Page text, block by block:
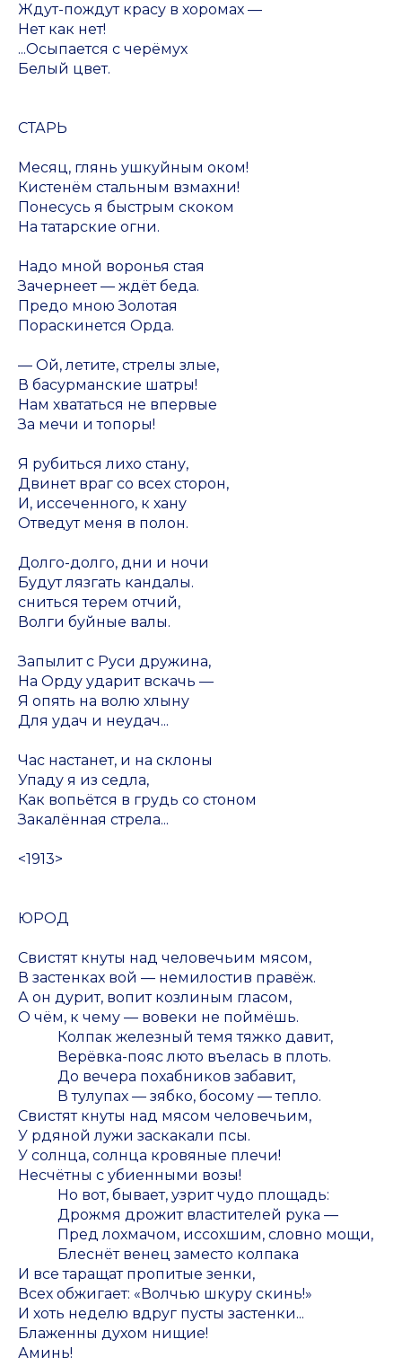
Ждут-пождут красу в хоромах —
Нет как нет!
...Осыпается с черёмух
Белый цвет.
СТАРЬ
Месяц, глянь ушкуйным оком!
Кистенём стальным взмахни!
Понесусь я быстрым скоком
На татарские огни.
Надо мной воронья стая
Зачернеет — ждёт беда.
Предо мною Золотая
Пораскинется Орда.
— Ой, летите, стрелы злые,
В басурманские шатры!
Нам хвататься не впервые
За мечи и топоры!
Я рубиться лихо стану,
Двинет враг со всех сторон,
И, иссеченного, к хану
Отведут меня в полон.
Долго-долго, дни и ночи
Будут лязгать кандалы.
сниться терем отчий,
Волги буйные валы.
Запылит с Руси дружина,
На Орду ударит вскачь —
Я опять на волю хлыну
Для удач и неудач...
Час настанет, и на склоны
Упаду я из седла,
Как вопьётся в грудь со стоном
Закалённая стрела...
<1913>
ЮРОД
Свистят кнуты над человечьим мясом,
В застенках вой — немилостив правёж.
А он дурит, вопит козлиным гласом,
О чём, к чему — вовеки не поймёшь.
Колпак железный темя тяжко давит,
Верёвка-пояс люто въелась в плоть.
До вечера похабников забавит,
В тулупах — зябко, босому — тепло.
Свистят кнуты над мясом человечьим,
У рдяной лужи заскакали псы.
У солнца, солнца кровяные плечи!
Несчётны с убиенными возы!
Но вот, бывает, узрит чудо площадь:
Дрожмя дрожит властителей рука —
Пред лохмачом, иссохшим, словно мощи,
Блеснёт венец заместо колпака
И все таращат пропитые зенки,
Всех обжигает: «Волчью шкуру скинь!»
И хоть неделю вдруг пусты застенки...
Блаженны духом нищие!
Аминь!